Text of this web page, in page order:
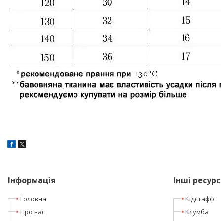
Інформація
Головна
Про нас
Інші
Кідстафф
Клумба